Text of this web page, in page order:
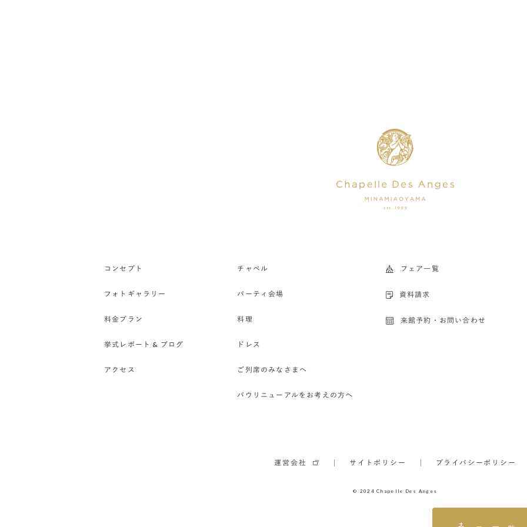
コンセプト
フォトギャラリー
料金プラン
挙式レポート & ブログ
アクセス
チャペル
パーティ会場
料理
ドレス
ご列席のみなさまへ
バウリニューアルをお考えの方へ
フェア一覧
資料請求
来館予約・お問い合わせ
運営会社 サイトポリシー プライバシーポリシー
© 2024 Chapelle Des Anges